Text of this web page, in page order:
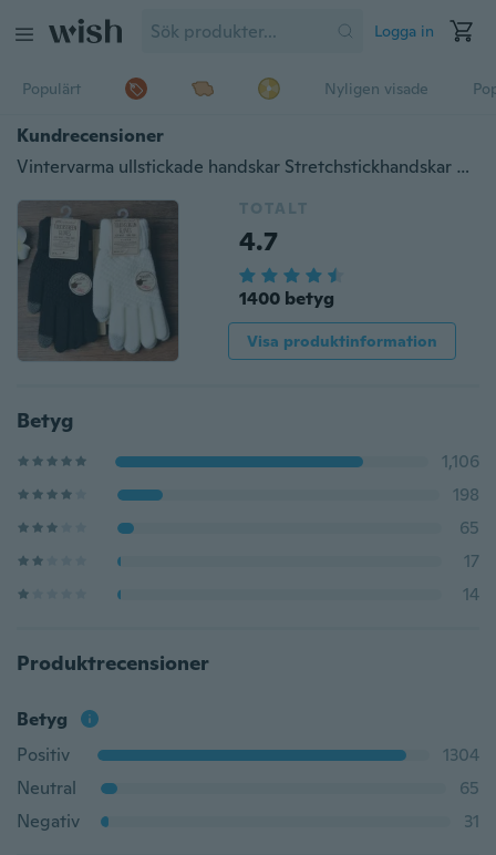
Logga in
Populärt Nyligen visade
Kundrecensioner
Vintervarma ullstickade handskar Stretchstickhandskar Massiva magiska Använd handskar för smartphone-pekskärmar
TOTALT
4.7
1400 betyg
Visa produktinformation
Betyg
1,106
198
65
17
14
Produktrecensioner
Betyg
Positiv
1304
Neutral
65
Negativ
31